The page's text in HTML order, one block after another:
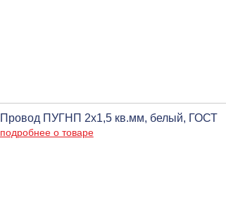
Провод ПУГНП 2х1,5 кв.мм, белый, ГОСТ
подробнее о товаре